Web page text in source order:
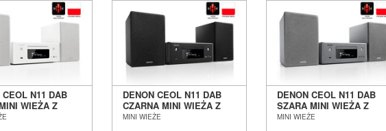
CEOL N11 DAB
WIEŻA Z
SALON
DENON CEOL N11 DAB
CZARNA MINI WIEŻA Z
GŁOŚNIKAMI SALON
MINI WIEŻE
DENON CEOL N11 DAB
SZARA MINI WIEŻA Z
GŁOŚNIKAMI SALON
MINI WIEŻE